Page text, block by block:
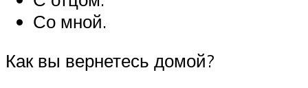
Со мной.
Как вы вернетесь домой?